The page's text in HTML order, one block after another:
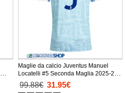
Maglie da calcio Juventus Manuel
Locatelli #5 Seconda Maglia 2025-26
Manica Corta
99.88€ 31.95€